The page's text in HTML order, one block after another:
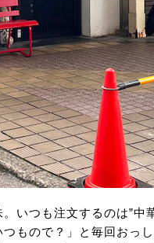
いつも注文するのは”中
もので？」と毎回おっ